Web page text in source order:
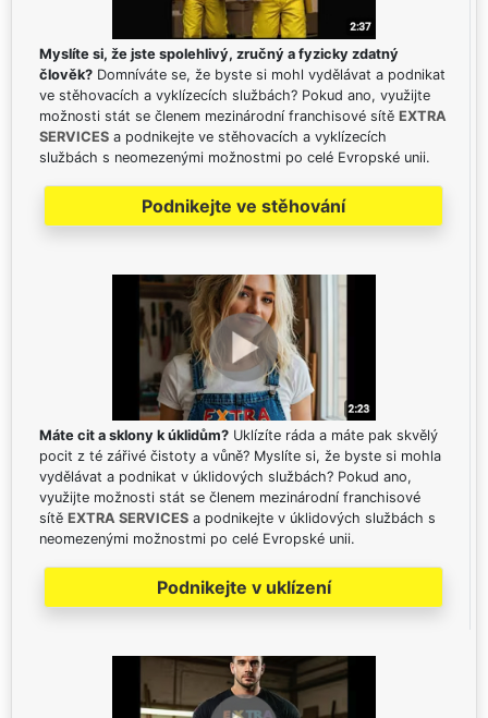
Myslíte si, že jste spolehlivý, zručný a fyzicky zdatný
člověk? Domníváte se, že byste si mohl vydělávat a podnikat
ve stěhovacích a vyklízecích službách? Pokud ano, využijte
možnosti stát se členem mezinárodní franchisové sítě EXTRA
SERVICES a podnikejte ve stěhovacích a vyklízecích
službách s neomezenými možnostmi po celé Evropské unii.
Podnikejte ve stěhování
Máte cit a sklony k úklidům? Uklízíte ráda a máte pak skvělý
pocit z té zářivé čistoty a vůně? Myslíte si, že byste si mohla
vydělávat a podnikat v úklidových službách? Pokud ano,
využijte možnosti stát se členem mezinárodní franchisové
sítě EXTRA SERVICES a podnikejte v úklidových službách s
neomezenými možnostmi po celé Evropské unii.
Podnikejte v uklízení